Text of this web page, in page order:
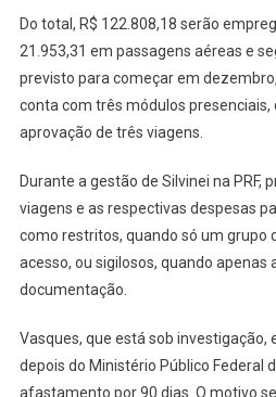
Do total, R$ 122.808,18 serão
21.953,31 em passagens aéreas e
previsto para começar em
conta com três módulos
aprovação de três viagens.
Durante a gestão de Silvinei na PRF,
viagens e as respectivas despesas
como restritos, quando só um grupo
acesso, ou sigilosos, quando apenas
documentação.
Vasques, que está sob investigação,
depois do Ministério Público Federal
afastamento por 90 dias. O motivo